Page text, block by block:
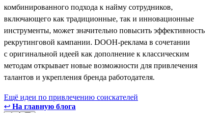
комбинированного подхода к найму сотрудников,
включающего как традиционные, так и инновационные
инструменты, может значительно повысить эффективность
рекрутинговой кампании. DOOH-реклама в сочетании
с оригинальной идеей как дополнение к классическим
методам открывает новые возможности для привлечения
талантов и укрепления бренда работодателя.
Ещё идеи по привлечению соискателей
↩ На главную блога